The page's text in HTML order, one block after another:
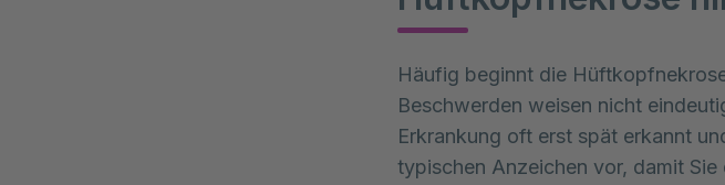
Häufig beginnt die
Beschwerden weisen nicht
Erkrankung oft erst spät erkannt
typischen Anzeichen vor, damit